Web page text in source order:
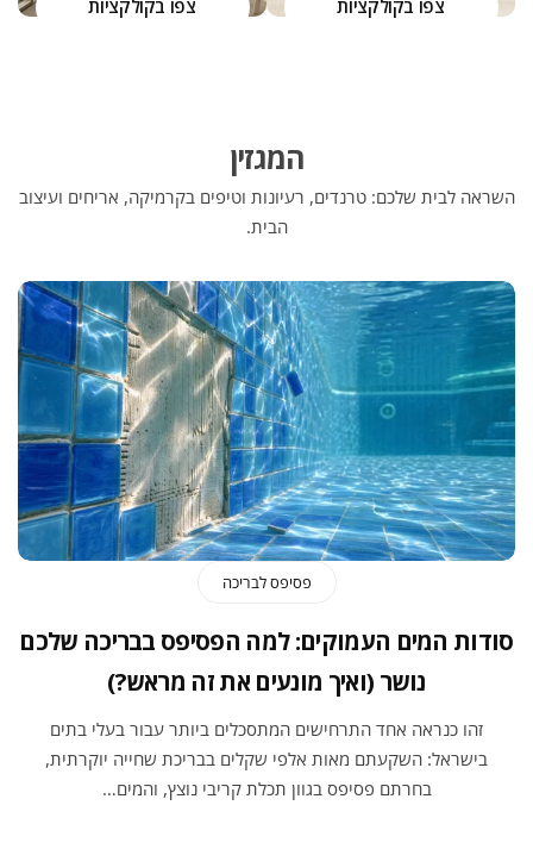
צפו בקולקציות צפו בקולקציות
המגזין
השראה לבית שלכם: טרנדים, רעיונות וטיפים בקרמיקה, אריחים ועיצוב
הבית.
פסיפס לבריכה
סודות המים העמוקים: למה הפסיפס בבריכה שלכם
נושר (ואיך מונעים את זה מראש?)
זהו כנראה אחד התרחישים המתסכלים ביותר עבור בעלי בתים
בישראל: השקעתם מאות אלפי שקלים בבריכת שחייה יוקרתית,
בחרתם פסיפס בגוון תכלת קריבי נוצץ, והמים…